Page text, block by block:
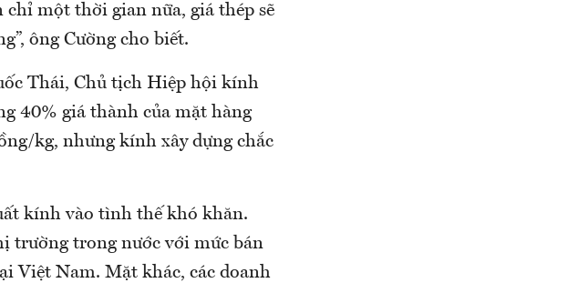
chỉ một thời gian nữa, giá thép sẽ
ông Cường cho biết.
Thái, Chủ tịch Hiệp hội kính
40% giá thành của mặt hàng
kg, nhưng kính xây dựng chắc
kính vào tình thế khó khăn.
trường trong nước với mức bán
Việt Nam. Mặt khác, các doanh